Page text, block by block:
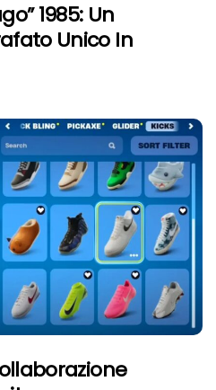
1985: Un
Unico In